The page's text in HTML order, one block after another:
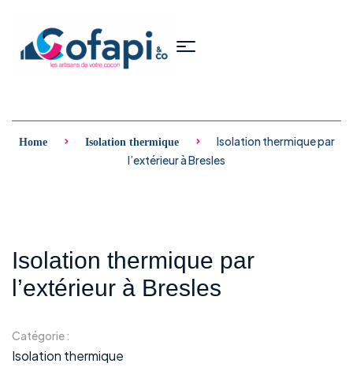
Home Isolation thermique
Isolation thermique par
l’extérieur à Bresles
Isolation thermique par
l’extérieur à Bresles
Catégorie :
Isolation thermique